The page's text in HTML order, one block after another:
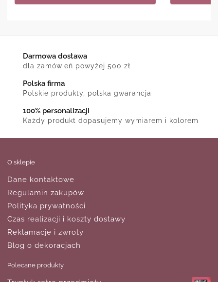
Darmowa dostawa
dla zamówień powyżej 500 zł
Polska firma
Polskie produkty, polska gwarancja
100% personalizacji
Każdy produkt dopasujemy wymiarem i kolorem
O sklepie
Dane kontaktowe
Regulamin zakupów
Polityka prywatności
Czas realizacji i koszty dostawy
Reklamacje i zwroty
Blog o dekoracjach
Polecane produkty